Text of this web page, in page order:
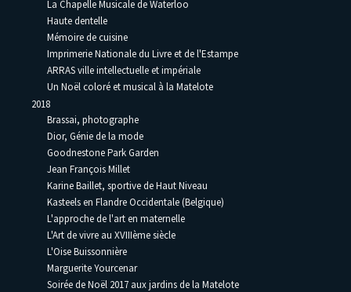
La Chapelle Musicale de Waterloo
Haute dentelle
Mémoire de cuisine
Imprimerie Nationale du Livre et de l'Estampe
ARRAS ville intellectuelle et impériale
Un Noël coloré et musical à la Matelote
2018
Brassai, photographe
Dior, Génie de la mode
Goodnestone Park Garden
Jean François Millet
Karine Baillet, sportive de Haut Niveau
Kasteels en Flandre Occidentale (Belgique)
L'approche de l'art en maternelle
L'Art de vivre au XVIIIème siècle
L'Oise Buissonnière
Marguerite Yourcenar
Soirée de Noël 2017 aux jardins de la Matelote